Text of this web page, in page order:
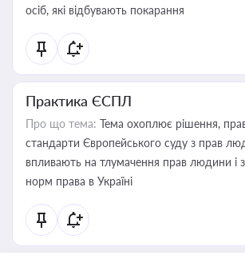
осіб, які відбувають покарання
Практика ЄСПЛ
Про що тема: Тема охоплює рішення,
стандарти Європейського суду з прав
впливають на тлумачення прав людини і
норм права в Україні